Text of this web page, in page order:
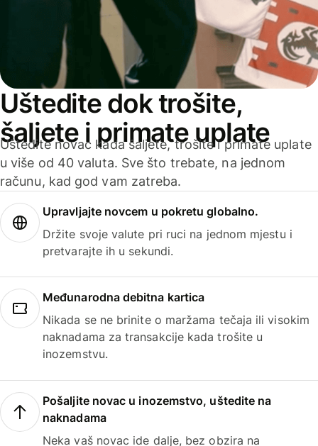
Uštedite dok trošite,
šaljete i primate uplate
Uštedite novac kada šaljete, trošite i primate uplate
u više od 40 valuta. Sve što trebate, na jednom
računu, kad god vam zatreba.
Upravljajte novcem u pokretu globalno.
Držite svoje valute pri ruci na jednom mjestu i
pretvarajte ih u sekundi.
Međunarodna debitna kartica
Nikada se ne brinite o maržama tečaja ili visokim
naknadama za transakcije kada trošite u
inozemstvu.
Pošaljite novac u inozemstvo, uštedite na
naknadama
Neka vaš novac ide dalje, bez obzira na